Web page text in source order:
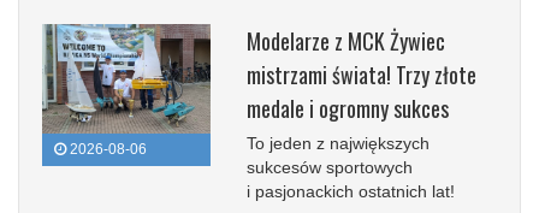
2026-08-06
Modelarze z MCK Żywiec
mistrzami świata! Trzy złote
medale i ogromny sukces
To jeden z największych
sukcesów sportowych
i pasjonackich ostatnich lat!